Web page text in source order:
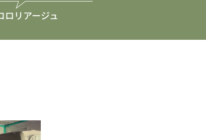
ロリアージュ